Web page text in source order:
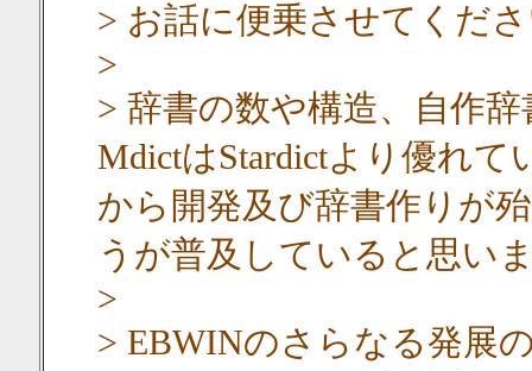
> お話に便乗させてくだ
>
> 辞書の数や構造、自作
MdictはStardictより優れて
から開発及び辞書作りが
うが普及していると思い
>
> EBWINのさらなる発展